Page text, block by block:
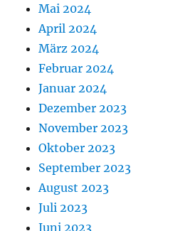
Mai 2024
April 2024
März 2024
Februar 2024
Januar 2024
Dezember 2023
November 2023
Oktober 2023
September 2023
August 2023
Juli 2023
Juni 2023